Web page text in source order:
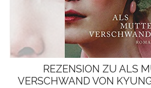
REZENSION ZU ALS
VERSCHWAND VON